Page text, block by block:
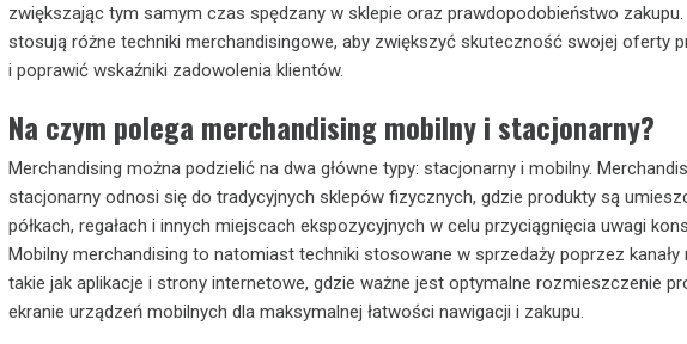
zwiększając tym samym czas spędzany w sklepie oraz prawdopodobieństwo zakupu.
stosują różne techniki merchandisingowe, aby zwiększyć skuteczność swojej oferty
i poprawić wskaźniki zadowolenia klientów.
Na czym polega merchandising mobilny i stacjonarny?
Merchandising można podzielić na dwa główne typy: stacjonarny i mobilny.
stacjonarny odnosi się do tradycyjnych sklepów fizycznych, gdzie produkty są
półkach, regałach i innych miejscach ekspozycyjnych w celu przyciągnięcia uwagi
Mobilny merchandising to natomiast techniki stosowane w sprzedaży poprzez kanały
takie jak aplikacje i strony internetowe, gdzie ważne jest optymalne rozmieszczenie
ekranie urządzeń mobilnych dla maksymalnej łatwości nawigacji i zakupu.